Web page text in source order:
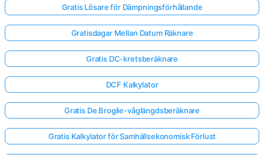
Logga
in
Gratis Lösare för Dämpningsförhållande
Gratisdagar Mellan Datum Räknare
Gratis DC-kretsberäknare
DCF Kalkylator
Gratis De Broglie-våglängdsberäknare
Gratis Kalkylator för Samhällsekonomisk Förlust